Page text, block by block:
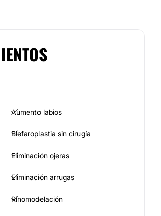
Aumento labios
Blefaroplastia sin cirugía
Eliminación ojeras
Eliminación arrugas
Rinomodelación